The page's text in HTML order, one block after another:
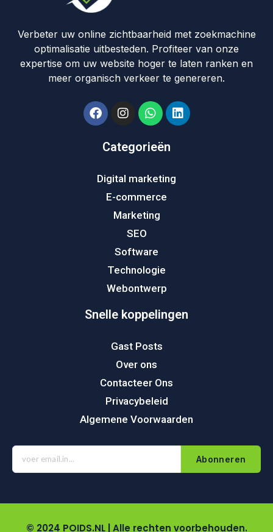
Verbeter uw online zichtbaarheid met zoekmachine
optimalisatie uitbesteden. Profiteer van onze
expertise om uw website hoger te laten ranken en
meer organisch verkeer te genereren.
Categorieën
Digital marketing
E-commerce
Marketing
SEO
Software
Technologie
Webontwerp
Snelle koppelingen
Gast Posts
Over ons
Contacteer Ons
Privacybeleid
Algemene Voorwaarden
Abonneren
© 2024 POIDS.NL | Alle rechten voorbehouden.